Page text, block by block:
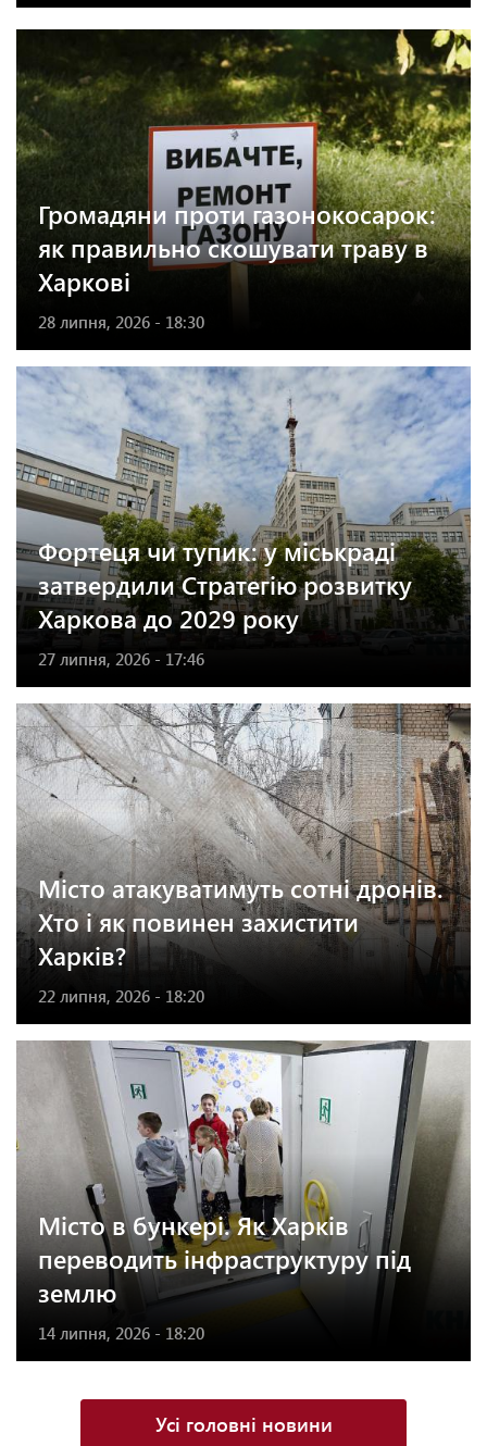
Громадяни проти газонокосарок:
як правильно скошувати траву в
Харкові
28 липня, 2026 - 18:30
Фортеця чи тупик: у міськраді
затвердили Стратегію розвитку
Харкова до 2029 року
27 липня, 2026 - 17:46
Місто атакуватимуть сотні дронів.
Хто і як повинен захистити
Харків?
22 липня, 2026 - 18:20
Місто в бункері. Як Харків
переводить інфраструктуру під
землю
14 липня, 2026 - 18:20
Усі головні новини